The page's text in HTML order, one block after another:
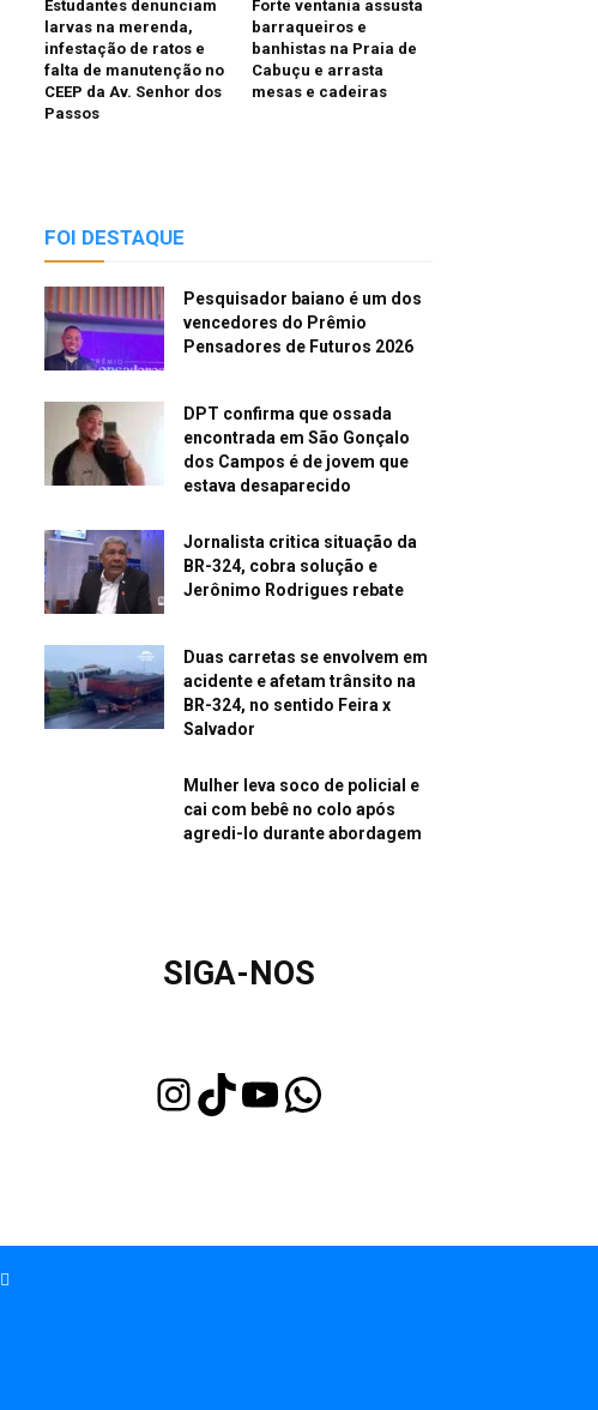
Estudantes denunciam
larvas na merenda,
infestação de ratos e
falta de manutenção no
CEEP da Av. Senhor dos
Passos
Forte ventania assusta
barraqueiros e
banhistas na Praia de
Cabuçu e arrasta
mesas e cadeiras
FOI DESTAQUE
Pesquisador baiano é um dos
vencedores do Prêmio
Pensadores de Futuros 2026
DPT confirma que ossada
encontrada em São Gonçalo
dos Campos é de jovem que
estava desaparecido
Jornalista critica situação da
BR-324, cobra solução e
Jerônimo Rodrigues rebate
Duas carretas se envolvem em
acidente e afetam trânsito na
BR-324, no sentido Feira x
Salvador
Mulher leva soco de policial e
cai com bebê no colo após
agredi-lo durante abordagem
SIGA-NOS
InstagramTikTok Youtube WhatsApp